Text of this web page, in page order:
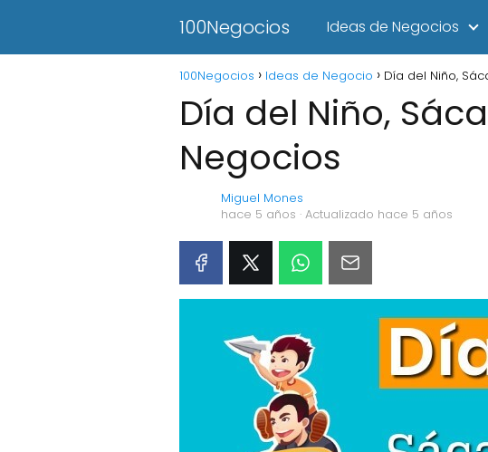
100Negocios Ideas de Negocios
100Negocios Ideas de Negocio Día del Niño,
Día del Niño,
Negocios
Miguel Mones
hace 5 años · Actualizado hace 5 años